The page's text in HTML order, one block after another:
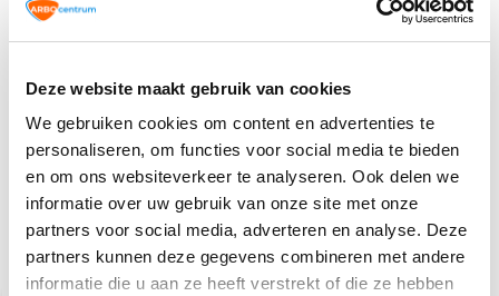
Deze website maakt gebruik van cookies
We gebruiken cookies om content en advertenties te
personaliseren, om functies voor social media te bieden
en om ons websiteverkeer te analyseren. Ook delen we
informatie over uw gebruik van onze site met onze
partners voor social media, adverteren en analyse. Deze
partners kunnen deze gegevens combineren met andere
informatie die u aan ze heeft verstrekt of die ze hebben
Veiligheidspictogrammen
Je bespaart:(0% Korting)
Totaalbedrag: 5,10
Tijdelijk uitverkocht
Gerelateerde producten